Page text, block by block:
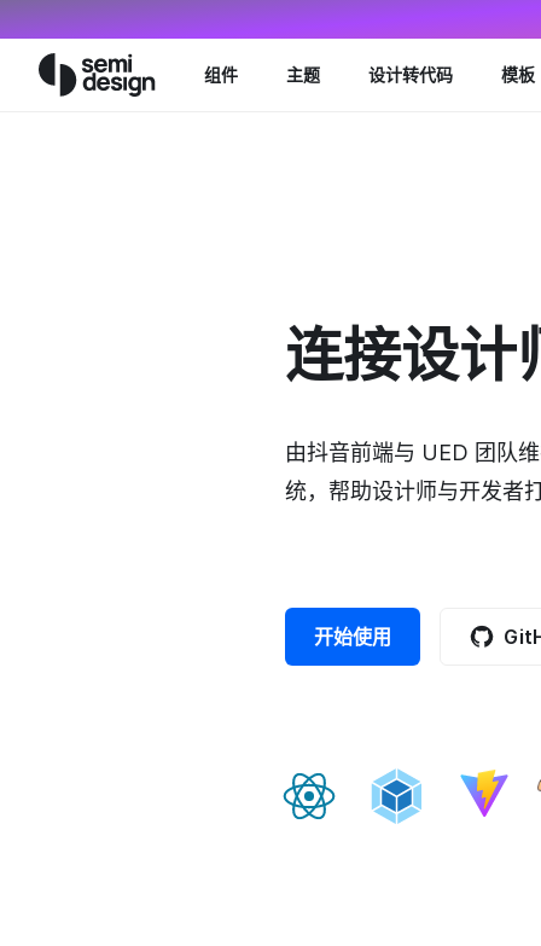
组件 主题 设计转代码 模板
连接设计
由抖音前端与 UED 团队
统，帮助设计师与开发者
开始使用